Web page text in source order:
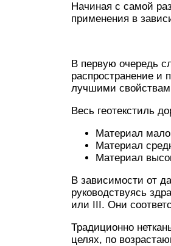
Начиная с самой
применения в
В первую очередь
распространение и
лучшими
Весь геотекстиль
Материал
Материал
Материал
В зависимости от
руководствуясь
или III. Они
Традиционно
целях, по